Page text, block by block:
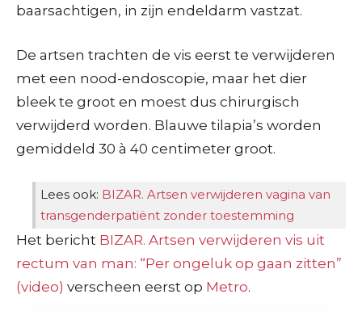
baarsachtigen, in zijn endeldarm vastzat.
De artsen trachten de vis eerst te verwijderen
met een nood-endoscopie, maar het dier
bleek te groot en moest dus chirurgisch
verwijderd worden. Blauwe tilapia’s worden
gemiddeld 30 à 40 centimeter groot.
Lees ook: BIZAR. Artsen verwijderen vagina van
transgenderpatiënt zonder toestemming
Het bericht BIZAR. Artsen verwijderen vis uit
rectum van man: “Per ongeluk op gaan zitten”
(video) verscheen eerst op Metro.